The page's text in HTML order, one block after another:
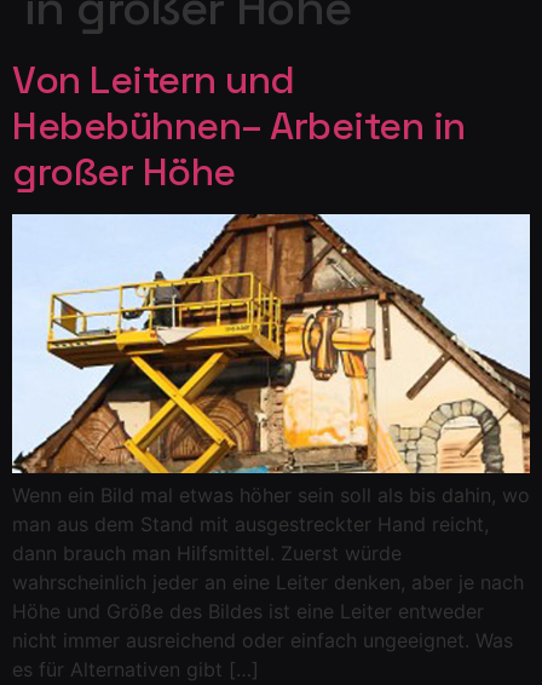
Von Leitern und
Hebebühnen– Arbeiten in
großer Höhe
Wenn ein Bild mal etwas höher sein soll als bis dahin, wo
man aus dem Stand mit ausgestreckter Hand reicht,
dann brauch man Hilfsmittel. Zuerst würde
wahrscheinlich jeder an eine Leiter denken, aber je nach
Höhe und Größe des Bildes ist eine Leiter entweder
nicht immer ausreichend oder einfach ungeeignet. Was
es für Alternativen gibt […]